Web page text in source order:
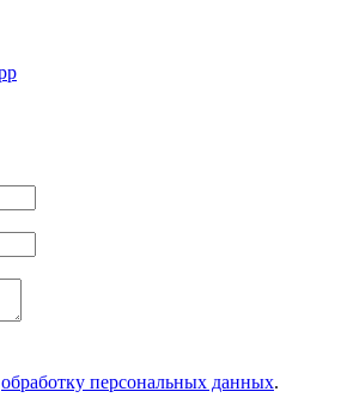
обработку персональных данных.